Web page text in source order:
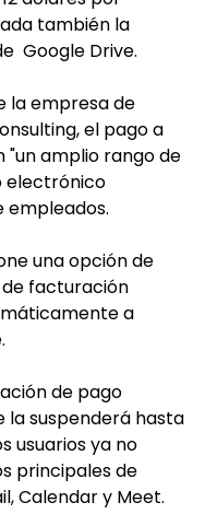
también la
Google Drive.
la empresa de
el pago a
amplio rango de
electrónico
una opción de
facturación
a
de pago
la suspenderá hasta
usuarios ya no
principales de
Calendar y Meet.